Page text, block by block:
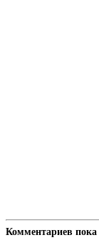
Комментариев пока